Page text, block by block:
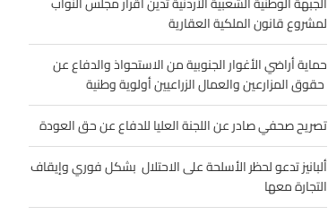
لمشروع قانون الملكية العقارية
حماية أراضي الأغوار الجنوبية من الاستحواذ والدفاع عن
حقوق المزارعين والعمال الزراعيين أولوية وطنية
تصريح صحفي صادر عن اللجنة العليا للدفاع عن حق العودة
ألبانيز تدعو لحظر الأسلحة على الاحتلال بشكل فوري وإيقاف
التجارة معها